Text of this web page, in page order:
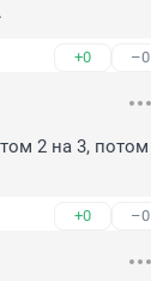
+0 –0
2 на 3, потом
+0 –0